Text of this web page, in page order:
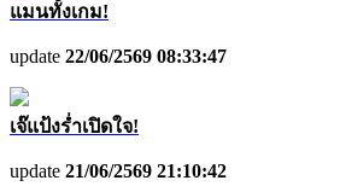
แมนทั้งเกม!
update 22/06/2569 08:33:47
เจ๊แป้งร่ำเปิดใจ!
update 21/06/2569 21:10:42